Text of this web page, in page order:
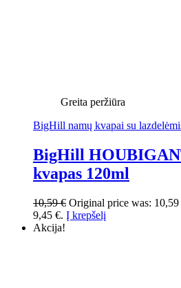
Greita peržiūra
BigHill namų kvapai su
BigHill
kvapas 120ml
10,59€ Original price was: 10,59
9,45 €. Į krepšelį
Akcija!